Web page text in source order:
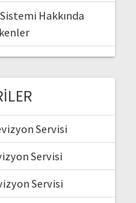
Hakkında
Servisi
Servisi
Servisi